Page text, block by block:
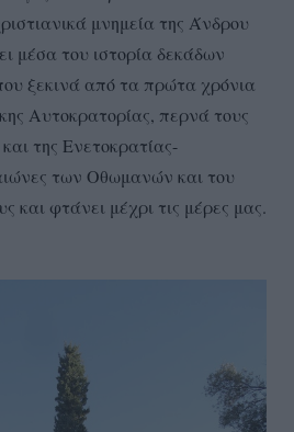
μνημεία της Άνδρου
μέσα του ιστορία δεκάδων
ξεκινά από τα πρώτα χρόνια
Αυτοκρατορίας, περνά τους
της Ενετοκρατίας-
των Οθωμανών και του
και φτάνει μέχρι τις μέρες μας.